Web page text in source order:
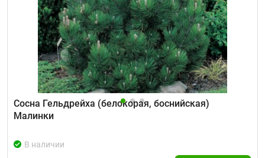
Сосна Гельдрейха (белокорая, боснийская)
Малинки
В наличии